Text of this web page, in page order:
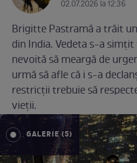
02.07.2026 la 12:36
Brigitte Pastramă a trăit
din India. Vedeta s-a
nevoită să meargă de
urmă să afle că i s-a
restricții trebuie să
vieții.
GALERIE (5)